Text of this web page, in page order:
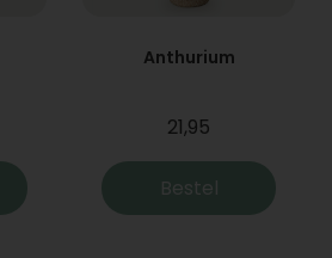
Anthurium
21,95
Bestel